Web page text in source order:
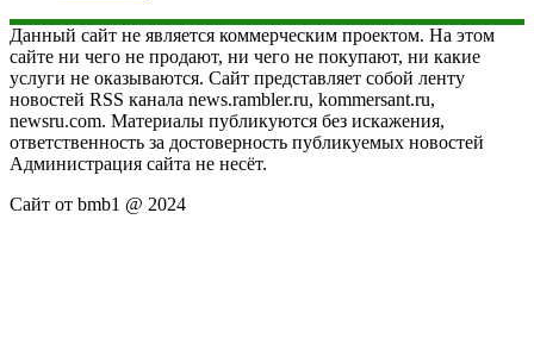
Данный сайт не является коммерческим проектом. На этом
сайте ни чего не продают, ни чего не покупают, ни какие
услуги не оказываются. Сайт представляет собой ленту
новостей RSS канала news.rambler.ru, kommersant.ru,
newsru.com. Материалы публикуются без искажения,
ответственность за достоверность публикуемых новостей
Администрация сайта не несёт.
Сайт от bmb1 @ 2024